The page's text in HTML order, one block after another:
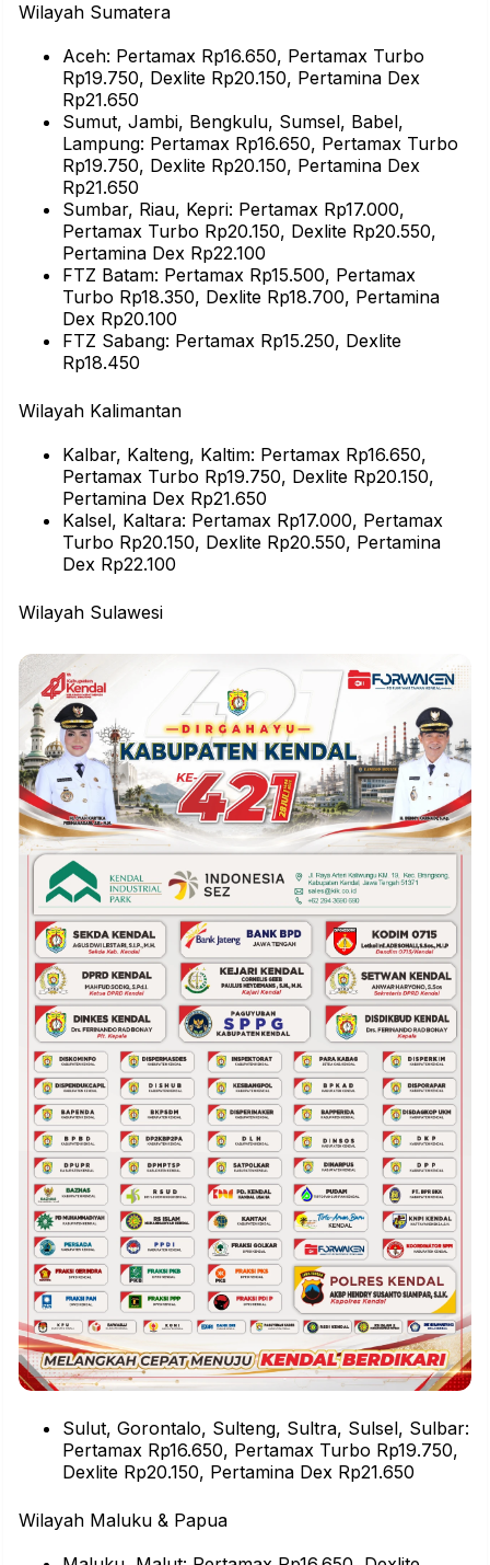
Wilayah Sumatera
Aceh: Pertamax Rp16.650, Pertamax Turbo
Rp19.750, Dexlite Rp20.150, Pertamina Dex
Rp21.650
Sumut, Jambi, Bengkulu, Sumsel, Babel,
Lampung: Pertamax Rp16.650, Pertamax Turbo
Rp19.750, Dexlite Rp20.150, Pertamina Dex
Rp21.650
Sumbar, Riau, Kepri: Pertamax Rp17.000,
Pertamax Turbo Rp20.150, Dexlite Rp20.550,
Pertamina Dex Rp22.100
FTZ Batam: Pertamax Rp15.500, Pertamax
Turbo Rp18.350, Dexlite Rp18.700, Pertamina
Dex Rp20.100
FTZ Sabang: Pertamax Rp15.250, Dexlite
Rp18.450
Wilayah Kalimantan
Kalbar, Kalteng, Kaltim: Pertamax Rp16.650,
Pertamax Turbo Rp19.750, Dexlite Rp20.150,
Pertamina Dex Rp21.650
Kalsel, Kaltara: Pertamax Rp17.000, Pertamax
Turbo Rp20.150, Dexlite Rp20.550, Pertamina
Dex Rp22.100
Wilayah Sulawesi
Sulut, Gorontalo, Sulteng, Sultra, Sulsel, Sulbar:
Pertamax Rp16.650, Pertamax Turbo Rp19.750,
Dexlite Rp20.150, Pertamina Dex Rp21.650
Wilayah Maluku & Papua